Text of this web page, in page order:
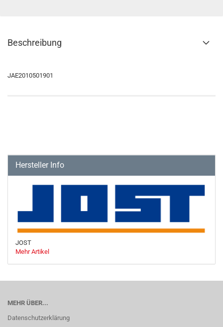
Beschreibung
JAE2010501901
Hersteller Info
JOST
Mehr Artikel
MEHR ÜBER...
Datenschutzerklärung